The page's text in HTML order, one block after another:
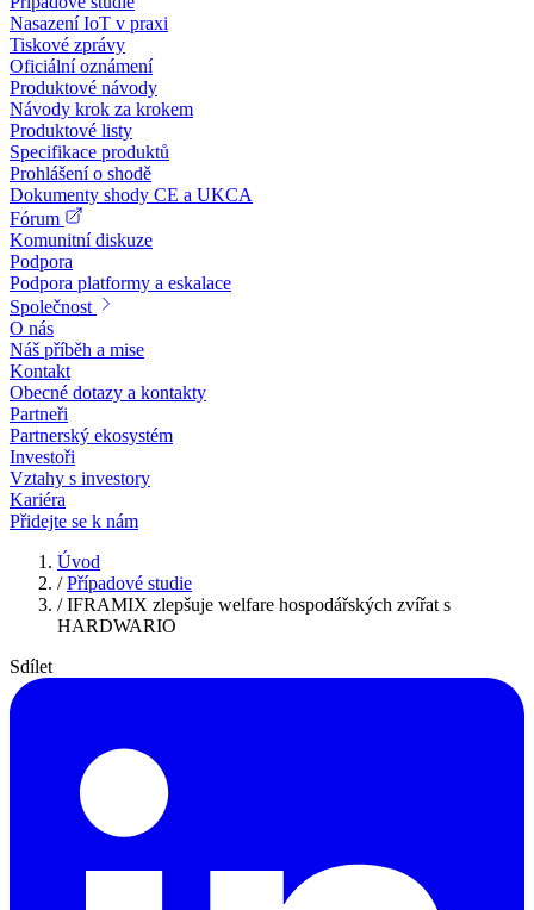
Nasazení IoT v praxi
Tiskové zprávy
Oficiální oznámení
Produktové návody
Návody krok za krokem
Produktové listy
Specifikace produktů
Prohlášení o shodě
Dokumenty shody CE a UKCA
Fórum
Komunitní diskuze
Podpora
Podpora platformy a eskalace
Společnost
O nás
Náš příběh a mise
Kontakt
Obecné dotazy a kontakty
Partneři
Partnerský ekosystém
Investoři
Vztahy s investory
Kariéra
Přidejte se k nám
Úvod
/ Případové studie
/ IFRAMIX zlepšuje welfare hospodářských zvířat s
HARDWARIO
Sdílet